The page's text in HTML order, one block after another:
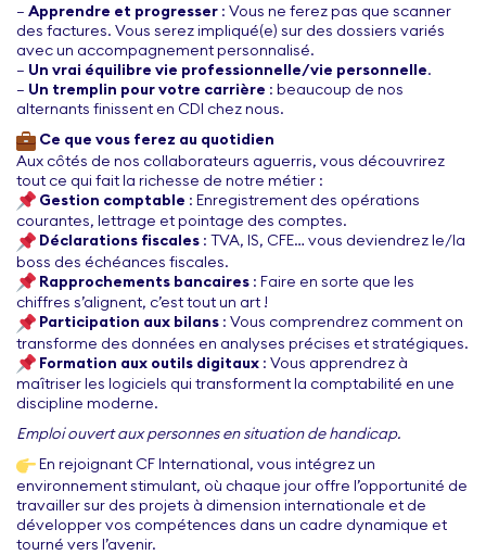
– Apprendre et progresser : Vous ne ferez pas que scanner
des factures. Vous serez impliqué(e) sur des dossiers variés
avec un accompagnement personnalisé.
– Un vrai équilibre vie professionnelle/vie personnelle.
– Un tremplin pour votre carrière : beaucoup de nos
alternants finissent en CDI chez nous.
Ce que vous ferez au quotidien
Aux côtés de nos collaborateurs aguerris, vous découvrirez
tout ce qui fait la richesse de notre métier :
Gestion comptable : Enregistrement des opérations
courantes, lettrage et pointage des comptes.
Déclarations fiscales : TVA, IS, CFE… vous deviendrez le/la
boss des échéances fiscales.
Rapprochements bancaires : Faire en sorte que les
chiffres s’alignent, c’est tout un art !
Participation aux bilans : Vous comprendrez comment on
transforme des données en analyses précises et stratégiques.
Formation aux outils digitaux : Vous apprendrez à
maîtriser les logiciels qui transforment la comptabilité en une
discipline moderne.
Emploi ouvert aux personnes en situation de handicap.
En rejoignant CF International, vous intégrez un
environnement stimulant, où chaque jour offre l’opportunité de
travailler sur des projets à dimension internationale et de
développer vos compétences dans un cadre dynamique et
tourné vers l’avenir.